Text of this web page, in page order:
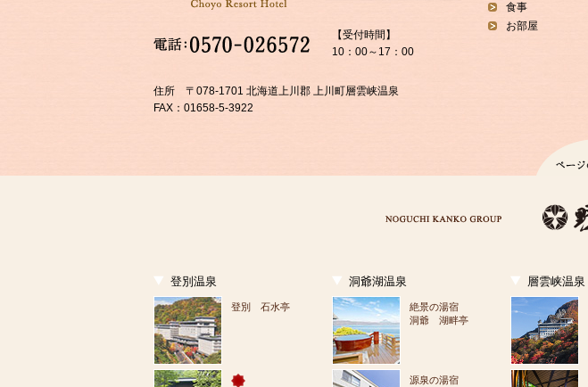
【受付時間】
10：00～17：00
住所 〒078-1701 北海道上川郡 上川町層雲峡温泉
FAX：01658-5-3922
食事
お部屋
登別温泉
登別 石水亭
洞爺湖温泉
絶景の湯宿
洞爺 湖畔亭
源泉の湯宿
層雲峡温泉